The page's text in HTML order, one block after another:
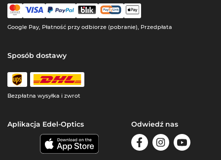
Google Pay, Płatność przy odbiorze (pobranie), Przedpłata
Sposób dostawy
Bezpłatna wysyłka i zwrot
Aplikacja Edel-Optics Odwiedź nas